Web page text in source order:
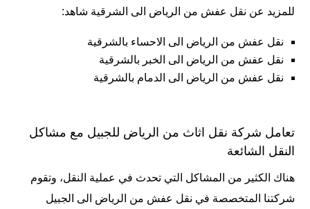
للمزيد عن نقل عفش من الرياض الى الشرقية شاهد:
نقل عفش من الرياض الى الاحساء بالشرقية
نقل عفش من الرياض الى الخبر بالشرقية
نقل عفش من الرياض الى الدمام بالشرقية
تعامل شركة نقل اثاث من الرياض للجبيل مع مشاكل
النقل الشائعة
هناك الكثير من المشاكل التي تحدث في عملية النقل، وتقوم
شركتنا المتخصصة في نقل عفش من الرياض الى الجبيل